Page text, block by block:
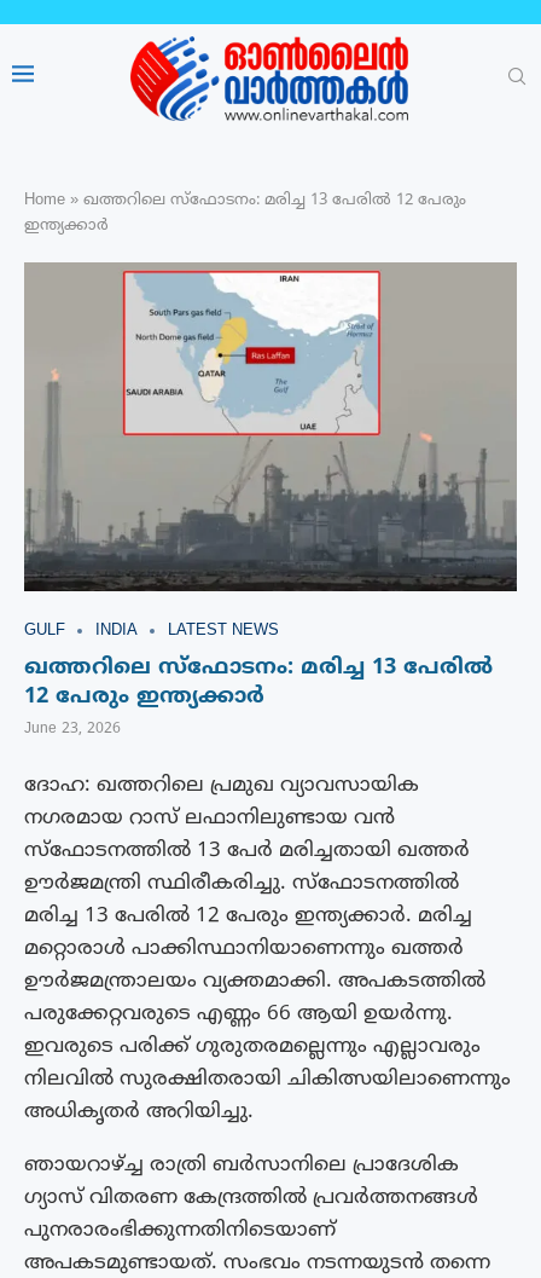
Home » ഖത്തറിലെ സ്ഫോടനം: മരിച്ച 13 പേരിൽ 12 പേരും
ഇന്ത്യക്കാർ
GULF INDIA LATEST NEWS
ഖത്തറിലെ സ്ഫോടനം: മരിച്ച 13 പേരിൽ
12 പേരും ഇന്ത്യക്കാർ
June 23, 2026
ദോഹ: ഖത്തറിലെ പ്രമുഖ വ്യാവസായിക
നഗരമായ റാസ് ലഫാനിലുണ്ടായ വൻ
സ്ഫോടനത്തിൽ 13 പേർ മരിച്ചതായി ഖത്തർ
ഊർജമന്ത്രി സ്ഥിരീകരിച്ചു. സ്‌ഫോടനത്തില്‍
മരിച്ച 13 പേരിൽ 12 പേരും ഇന്ത്യക്കാർ. മരിച്ച
മറ്റൊരാൾ പാക്കിസ്ഥാനിയാണെന്നും ഖത്തര്‍
ഊര്‍ജമന്ത്രാലയം വ്യക്തമാക്കി. അപകടത്തിൽ
പരുക്കേറ്റവരുടെ എണ്ണം 66 ആയി ഉയർന്നു.
ഇവരുടെ പരിക്ക് ഗുരുതരമല്ലെന്നും എല്ലാവരും
നിലവിൽ സുരക്ഷിതരായി ചികിത്സയിലാണെന്നും
അധികൃതർ അറിയിച്ചു.
ഞായറാഴ്ച്ച രാത്രി ബർസാനിലെ പ്രാദേശിക
ഗ്യാസ് വിതരണ കേന്ദ്രത്തിൽ പ്രവർത്തനങ്ങൾ
പുനരാരംഭിക്കുന്നതിനിടെയാണ്
അപകടമുണ്ടായത്. സംഭവം നടന്നയുടൻ തന്നെ